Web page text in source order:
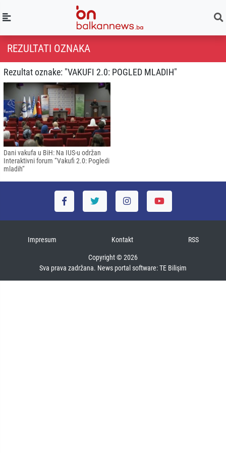
REZULTATI OZNAKA
Rezultat oznake: "VAKUFI 2.0: POGLED MLADIH"
Dani vakufa u BiH: Na IUS-u održan
Interaktivni forum “Vakufi 2.0: Pogledi
mladih“
Impresum Kontakt RSS
Copyright © 2026
Sva prava zadržana. News portal software:TE Bilişim